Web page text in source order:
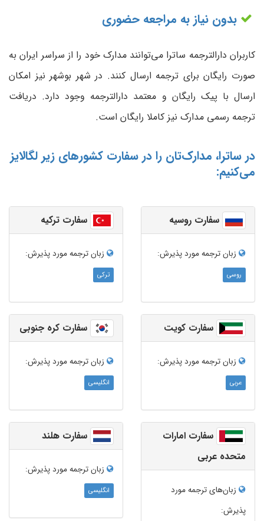
بدون نیاز به مراجعه حضوری
کاربران دارالترجمه ساترا می‌توانند مدارک خود را از سراسر ایران به
صورت رایگان برای ترجمه ارسال کنند. در شهر بوشهر نیز امکان
ارسال با پیک رایگان و معتمد دارالترجمه وجود دارد. دریافت
ترجمه رسمی مدارک نیز کاملا رایگان است.
در ساترا، مدارک‌تان را در سفارت کشورهای زیر لگالایز
می‌کنیم:
سفارت روسیه
زبان ترجمه‌ مورد پذیرش:
روسی
سفارت ترکیه
زبان ترجمه‌ مورد پذیرش:
ترکی
سفارت کویت
زبان ترجمه‌ مورد پذیرش:
عربی
سفارت کره جنوبی
زبان ترجمه‌ مورد پذیرش:
انگلیسی
سفارت امارات
متحده عربی
زبان‌های ترجمه مورد
پذیرش:
سفارت هلند
زبان ترجمه‌ مورد پذیرش:
انگلیسی